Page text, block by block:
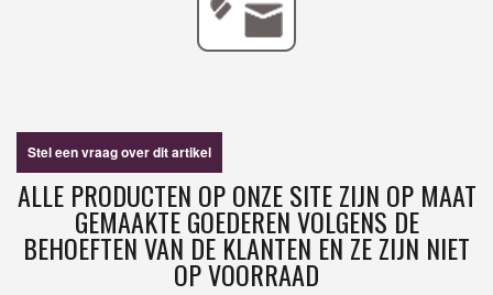
Stel een vraag over dit artikel
ALLE PRODUCTEN OP ONZE SITE ZIJN OP MAAT
GEMAAKTE GOEDEREN VOLGENS DE
BEHOEFTEN VAN DE KLANTEN EN ZE ZIJN NIET
OP VOORRAAD